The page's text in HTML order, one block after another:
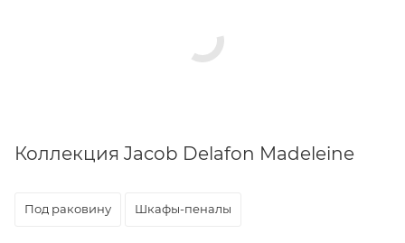
Коллекция Jacob Delafon Madeleine
Под раковину Шкафы-пеналы